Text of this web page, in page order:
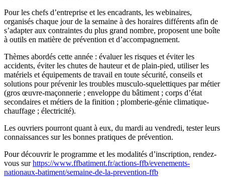
Pour les chefs d’entreprise et les encadrants, les webinaires,
organisés chaque jour de la semaine à des horaires différents afin de
s’adapter aux contraintes du plus grand nombre, proposent une boîte
à outils en matière de prévention et d’accompagnement.
Thèmes abordés cette année : évaluer les risques et éviter les
accidents, éviter les chutes de hauteur et de plain-pied, utiliser les
matériels et équipements de travail en toute sécurité, conseils et
solutions pour prévenir les troubles musculo-squelettiques par métier
(gros œuvre-maçonnerie ; enveloppe du bâtiment ; corps d’état
secondaires et métiers de la finition ; plomberie-génie climatique-
chauffage ; électricité).
Les ouvriers pourront quant à eux, du mardi au vendredi, tester leurs
connaissances sur les bonnes pratiques de prévention.
Pour découvrir le programme et les modalités d’inscription, rendez-
vous surhttps://www.ffbatiment.fr/actions-ffb/evenements-
nationaux-batiment/semaine-de-la-prevention-ffb